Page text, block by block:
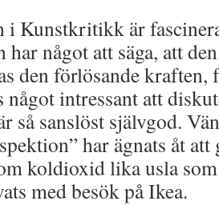
Kunstkritikk är
har något att säga, att
den förlösande
intressant att
så sanslöst självgod.
har ägnats åt
koldioxid lika usla
med besök på Ikea.